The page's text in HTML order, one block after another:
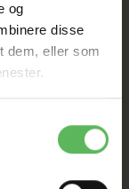
og
disse
dem, eller som